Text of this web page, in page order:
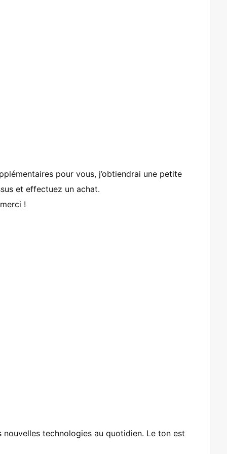
pour vous, j’obtiendrai une petite
et effectuez un achat.
!
nouvelles technologies au quotidien. Le ton est